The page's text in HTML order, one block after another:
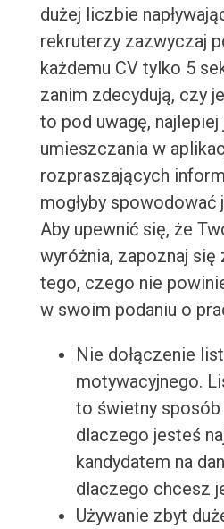
dużej liczbie
rekruterzy zazwyczaj
każdemu CV tylko 5
zanim zdecydują, czy
to pod uwagę, najlepiej
umieszczania w
rozpraszających
mogłyby spowodować
Aby upewnić się, że
wyróżnia, zapoznaj
tego, czego nie
w swoim podaniu o
Nie dołączenie
motywacyjnego.
to świetny sposób
dlaczego jesteś
kandydatem na
dlaczego chcesz
Używanie zbyt